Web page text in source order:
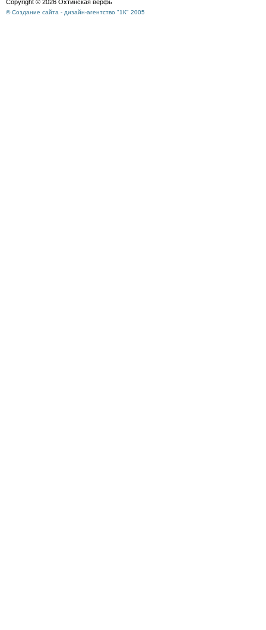
Copyright © 2026 Охтинская верфь
© Создание сайта - дизайн-агентство "1К" 2005